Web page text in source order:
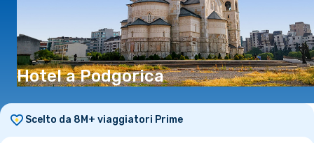
Hotel a Podgorica
Scelto da 8M+ viaggiatori Prime